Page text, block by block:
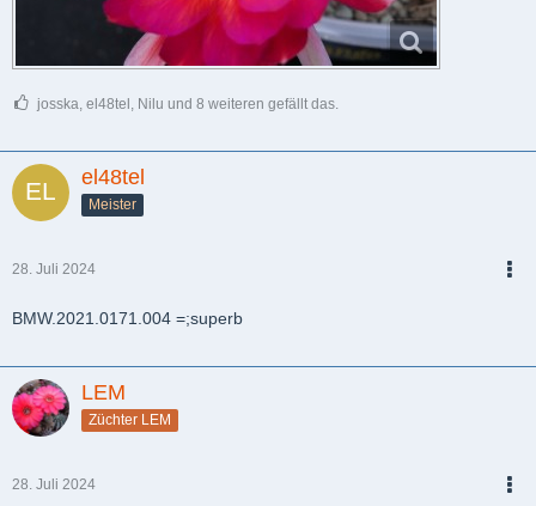
josska, el48tel, Nilu und 8 weiteren gefällt das.
el48tel
Meister
28. Juli 2024
BMW.2021.0171.004 =;superb
LEM
Züchter LEM
28. Juli 2024